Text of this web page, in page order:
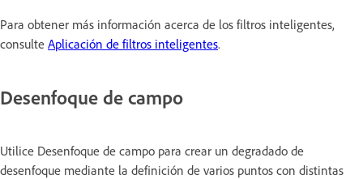
Para obtener más información acerca de los filtros inteligentes,
consulte Aplicación de filtros inteligentes.
Desenfoque de campo
Utilice Desenfoque de campo para crear un degradado de
desenfoque mediante la definición de varios puntos con distintas